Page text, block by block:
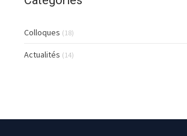
Colloques (18)
Actualités (14)